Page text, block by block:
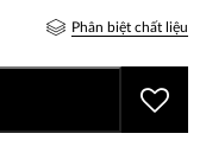
Phân biệt chất liệu